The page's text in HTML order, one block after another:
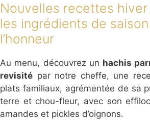
Nouvelles recettes hiver
les ingrédients de
l’honneur
Au menu, découvrez un hachis
revisité par notre cheffe, une
plats familiaux, agrémentée de sa
terre et chou-fleur, avec son
amandes et pickles d’oignons.